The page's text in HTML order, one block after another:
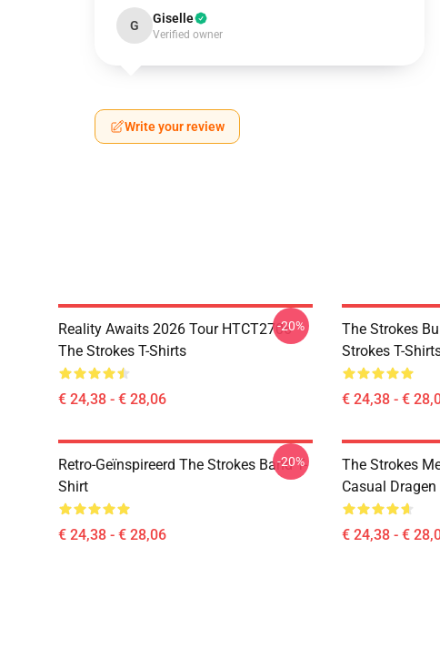
G Giselle
Verified owner
Write your review
Reality Awaits 2026 Tour HTCT2706
The Strokes T-Shirts
€ 24,38 - € 28,06
-20%
The Strokes
Strokes T-
€ 24,38 - €
Retro-Geïnspireerd The Strokes Band T-
Shirt
€ 24,38 - € 28,06
-20%
The Strokes
Casual Dragen
€ 24,38 - €